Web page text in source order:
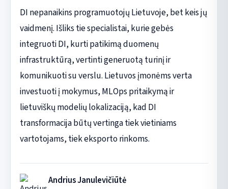
DI nepanaikins programuotojų Lietuvoje, bet keis jų
vaidmenį. Išliks tie specialistai, kurie gebės
integruoti DI, kurti patikimą duomenų
infrastruktūrą, vertinti generuotą turinį ir
komunikuoti su verslu. Lietuvos įmonėms verta
investuoti į mokymus, MLOps pritaikymą ir
lietuviškų modelių lokalizaciją, kad DI
transformacija būtų vertinga tiek vietiniams
vartotojams, tiek eksporto rinkoms.
Andrius Janulevičiūtė